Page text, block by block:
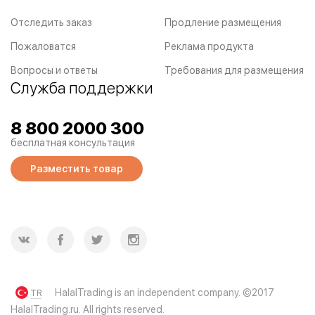
Отследить заказ
Пожаловатся
Вопросы и ответы
Продление размещения
Реклама продукта
Требования для размещения
Служба поддержки
8 800 2000 300
бесплатная консультация
Разместить товар
TR
HalalTrading is an independent company. ©2017
HalalTrading.ru. All rights reserved.